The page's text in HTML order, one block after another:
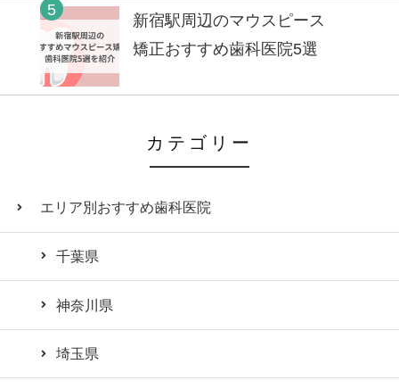
5
新宿駅周辺のマウスピース
矯正おすすめ歯科医院5選
カテゴリー
エリア別おすすめ歯科医院
千葉県
神奈川県
埼玉県